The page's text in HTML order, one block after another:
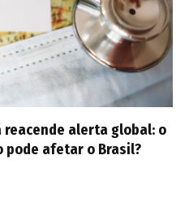
alerta global: o
pode afetar o Brasil?